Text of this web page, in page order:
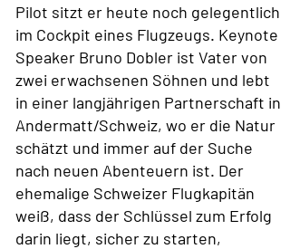
Pilot sitzt er heute noch gelegentlich
im Cockpit eines Flugzeugs. Keynote
Speaker Bruno Dobler ist Vater von
zwei erwachsenen Söhnen und lebt
in einer langjährigen Partnerschaft in
Andermatt/Schweiz, wo er die Natur
schätzt und immer auf der Suche
nach neuen Abenteuern ist. Der
ehemalige Schweizer Flugkapitän
weiß, dass der Schlüssel zum Erfolg
darin liegt, sicher zu starten,